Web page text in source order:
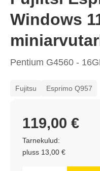
Windows
Pentium G4560 -
Fujitsu Esprimo Q957
Tarnekulud:
pluss 13,00 €
119,00 €